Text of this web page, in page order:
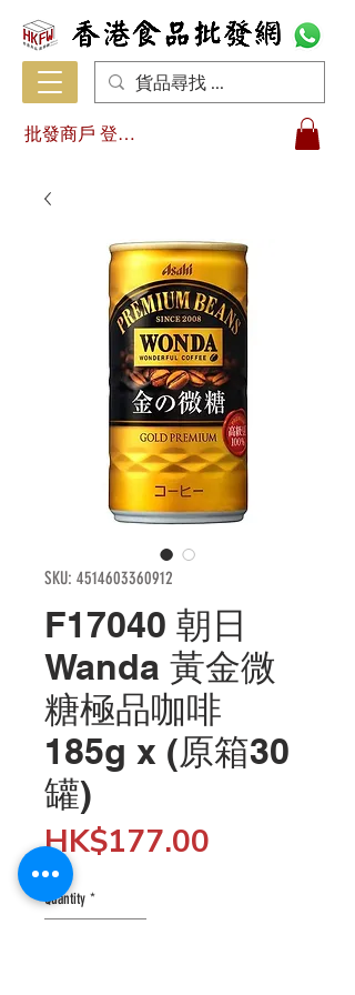
批發商戶 登入/註冊
SKU: 4514603360912
F17040 朝日
Wanda 黃金微
糖極品咖啡
185g x (原箱30
罐)
HK$177.00
Quantity *